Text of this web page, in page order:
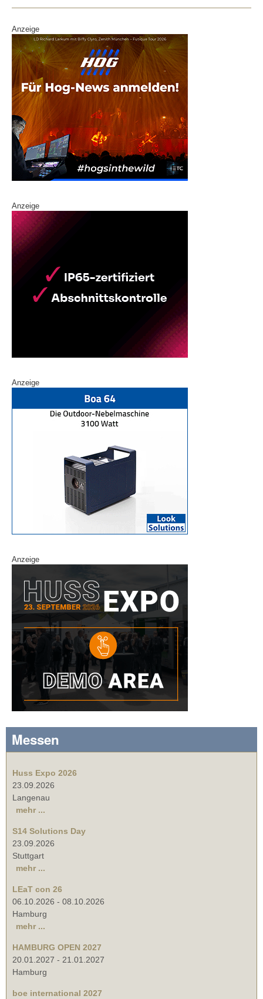
Anzeige
Anzeige
Anzeige
Anzeige
Messen
Huss Expo 2026
23.09.2026
Langenau
mehr ...
S14 Solutions Day
23.09.2026
Stuttgart
mehr ...
LEaT con 26
06.10.2026 - 08.10.2026
Hamburg
mehr ...
HAMBURG OPEN 2027
20.01.2027 - 21.01.2027
Hamburg
boe international 2027